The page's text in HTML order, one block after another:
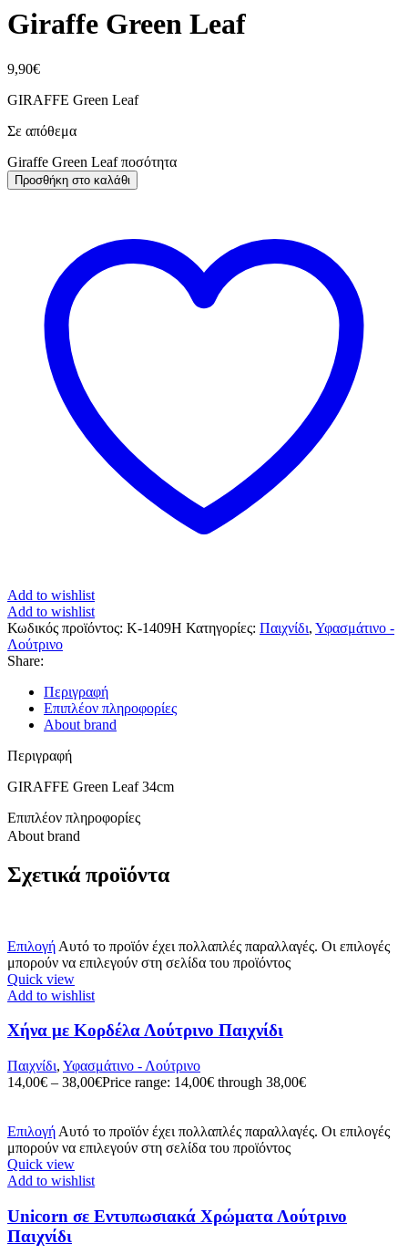
Giraffe Green Leaf
9,90€
GIRAFFE Green Leaf
Σε απόθεμα
Giraffe Green Leaf ποσότητα
Προσθήκη στο καλάθι
Add to wishlist
Add to wishlist
Κωδικός προϊόντος: K-1409H Κατηγορίες: Παιχνίδι, Υφασμάτινο -
Λούτρινο
Share:
Περιγραφή
Επιπλέον πληροφορίες
About brand
Περιγραφή
GIRAFFE Green Leaf 34cm
Επιπλέον πληροφορίες
About brand
Σχετικά προϊόντα
Επιλογή Αυτό το προϊόν έχει πολλαπλές παραλλαγές. Οι επιλογές
μπορούν να επιλεγούν στη σελίδα του προϊόντος
Quick view
Add to wishlist
Χήνα με Κορδέλα Λούτρινο Παιχνίδι
Παιχνίδι, Υφασμάτινο - Λούτρινο
14,00€ – 38,00€Price range: 14,00€ through 38,00€
Επιλογή Αυτό το προϊόν έχει πολλαπλές παραλλαγές. Οι επιλογές
μπορούν να επιλεγούν στη σελίδα του προϊόντος
Quick view
Add to wishlist
Unicorn σε Εντυπωσιακά Χρώματα Λούτρινο
Παιχνίδι